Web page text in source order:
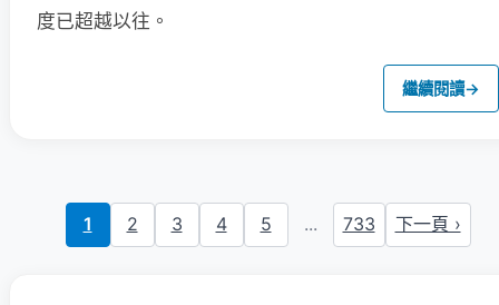
度已超越以往。
繼續閱讀→
1 2 3 4 5 ... 733 下一頁 ›